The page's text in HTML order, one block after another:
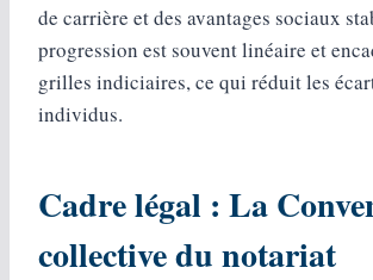
de carrière et des avantages sociaux
progression est souvent linéaire et
grilles indiciaires, ce qui réduit les
individus.
Cadre légal : La
collective du notariat